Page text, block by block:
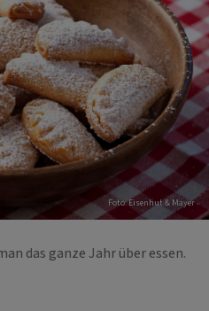
Foto: Eisenhut & Mayer
das ganze Jahr über essen.